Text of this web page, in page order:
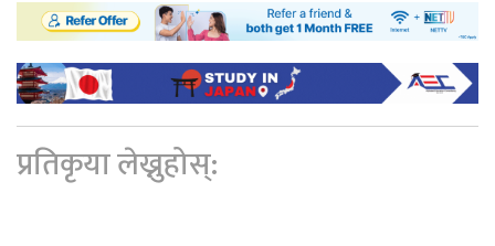
प्रतिकृया लेख्नुहोस्: